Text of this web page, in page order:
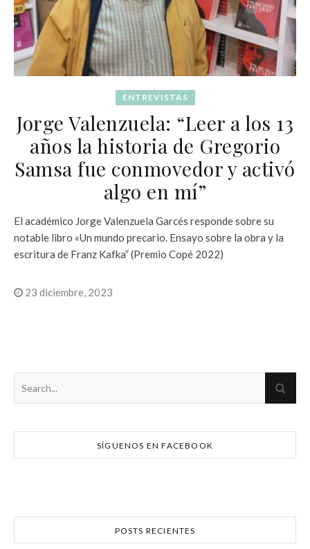
ENTREVISTAS
Jorge Valenzuela: “Leer a los 13
años la historia de Gregorio
Samsa fue conmovedor y activó
algo en mí”
El académico Jorge Valenzuela Garcés responde sobre su
notable libro «Un mundo precario. Ensayo sobre la obra y la
escritura de Franz Kafka” (Premio Copé 2022)
23 diciembre, 2023
SÍGUENOS EN FACEBOOK
POSTS RECIENTES